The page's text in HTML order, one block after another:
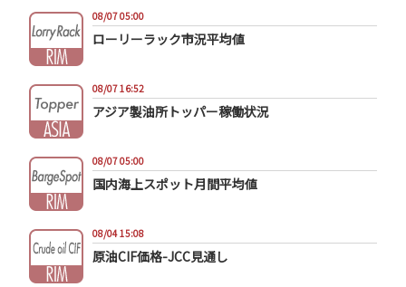
08/07 05:00
ローリーラック市況平均値
08/07 16:52
アジア製油所トッパー稼働状況
08/07 05:00
国内海上スポット月間平均値
08/04 15:08
原油CIF価格-JCC見通し